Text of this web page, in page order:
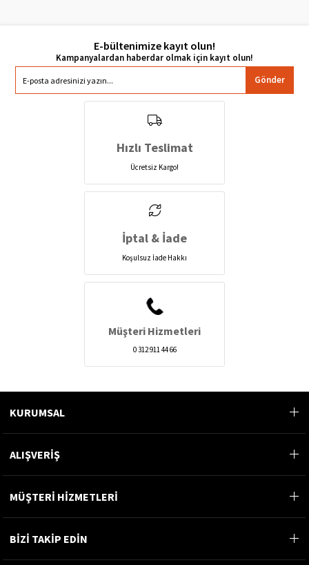
E-bültenimize kayıt olun!
Gönder
Hızlı Teslimat
Ücretsiz Kargo!
İptal & İade
Koşulsuz İade Hakkı
Müşteri Hizmetleri
0 312 911 44 66
KURUMSAL
ALIŞVERİŞ
MÜŞTERİ HİZMETLERİ
BİZİ TAKİP EDİN